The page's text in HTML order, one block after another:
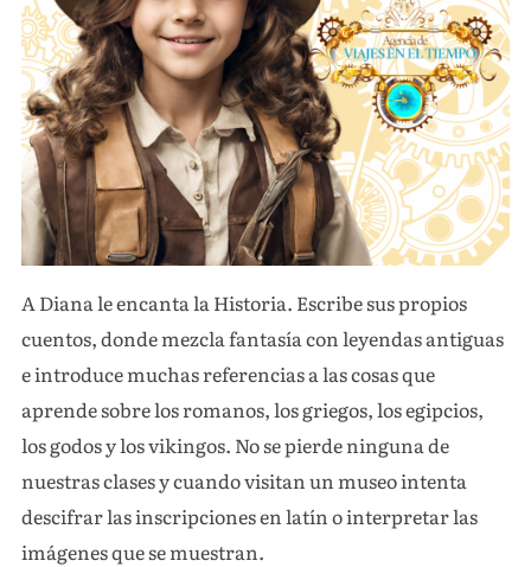
A Diana le encanta la Historia. Escribe sus propios
cuentos, donde mezcla fantasía con leyendas antiguas
e introduce muchas referencias a las cosas que
aprende sobre los romanos, los griegos, los egipcios,
los godos y los vikingos. No se pierde ninguna de
nuestras clases y cuando visitan un museo intenta
descifrar las inscripciones en latín o interpretar las
imágenes que se muestran.